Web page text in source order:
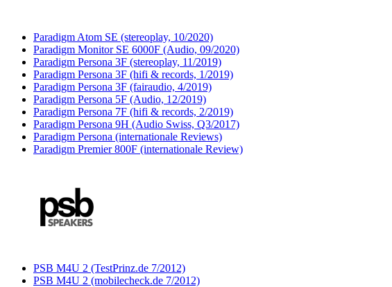
Paradigm Atom SE (stereoplay, 10/2020)
Paradigm Monitor SE 6000F (Audio, 09/2020)
Paradigm Persona 3F (stereoplay, 11/2019)
Paradigm Persona 3F (hifi & records, 1/2019)
Paradigm Persona 3F (fairaudio, 4/2019)
Paradigm Persona 5F (Audio, 12/2019)
Paradigm Persona 7F (hifi & records, 2/2019)
Paradigm Persona 9H (Audio Swiss, Q3/2017)
Paradigm Persona (internationale Reviews)
Paradigm Premier 800F (internationale Review)
PSB M4U 2 (TestPrinz.de 7/2012)
PSB M4U 2 (mobilecheck.de 7/2012)